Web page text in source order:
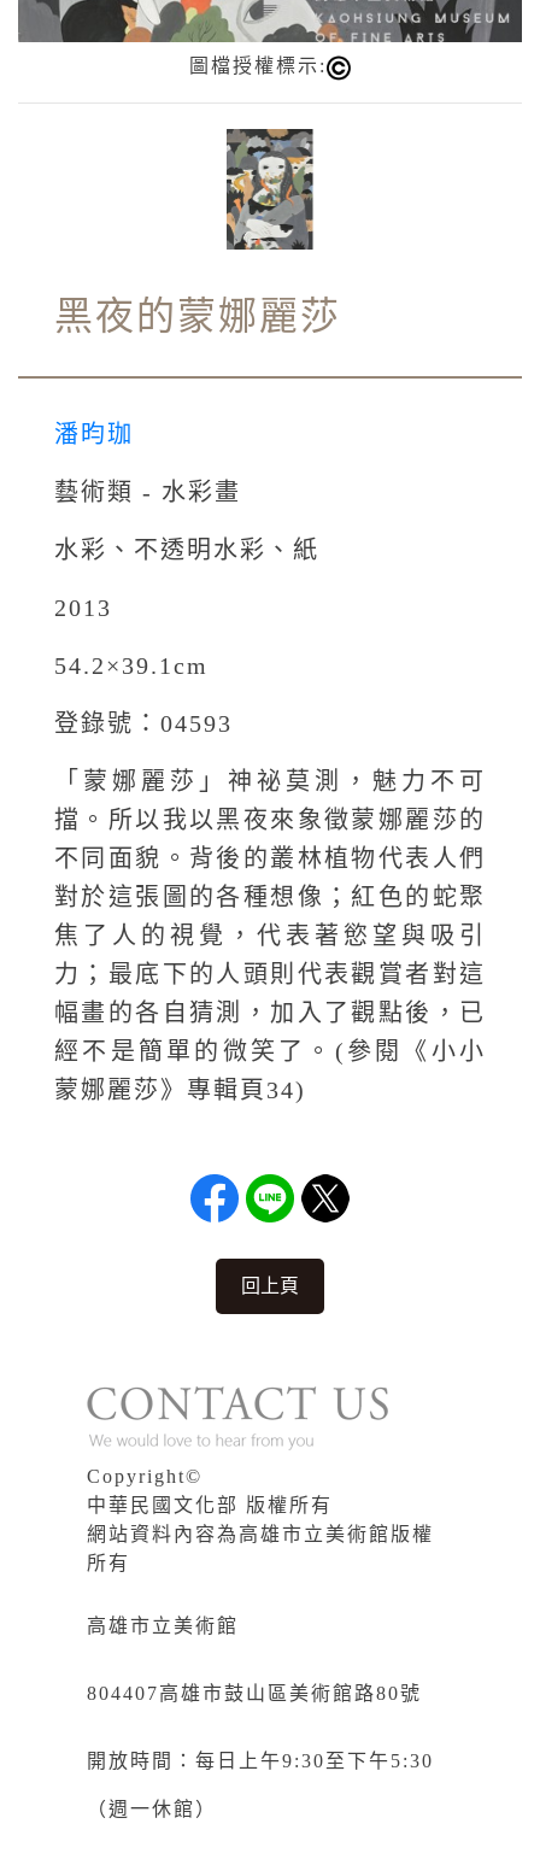
圖檔授權標示:
黑夜的蒙娜麗莎
潘昀珈
藝術類 - 水彩畫
水彩、不透明水彩、紙
2013
54.2×39.1cm
登錄號：04593
「蒙娜麗莎」神祕莫測，魅力不可
擋。所以我以黑夜來象徵蒙娜麗莎的
不同面貌。背後的叢林植物代表人們
對於這張圖的各種想像；紅色的蛇聚
焦了人的視覺，代表著慾望與吸引
力；最底下的人頭則代表觀賞者對這
幅畫的各自猜測，加入了觀點後，已
經不是簡單的微笑了。(參閱《小小
蒙娜麗莎》專輯頁34)
回上頁
Copyright©
中華民國文化部 版權所有
網站資料內容為高雄市立美術館版權
所有
高雄市立美術館
804407高雄市鼓山區美術館路80號
開放時間：每日上午9:30至下午5:30
（週一休館）